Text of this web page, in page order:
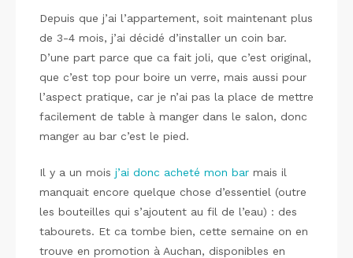
Depuis que j’ai l’appartement, soit maintenant plus
de 3-4 mois, j’ai décidé d’installer un coin bar.
D’une part parce que ca fait joli, que c’est original,
que c’est top pour boire un verre, mais aussi pour
l’aspect pratique, car je n’ai pas la place de mettre
facilement de table à manger dans le salon, donc
manger au bar c’est le pied.
Il y a un mois j’ai donc acheté mon bar mais il
manquait encore quelque chose d’essentiel (outre
les bouteilles qui s’ajoutent au fil de l’eau) : des
tabourets. Et ca tombe bien, cette semaine on en
trouve en promotion à Auchan, disponibles en